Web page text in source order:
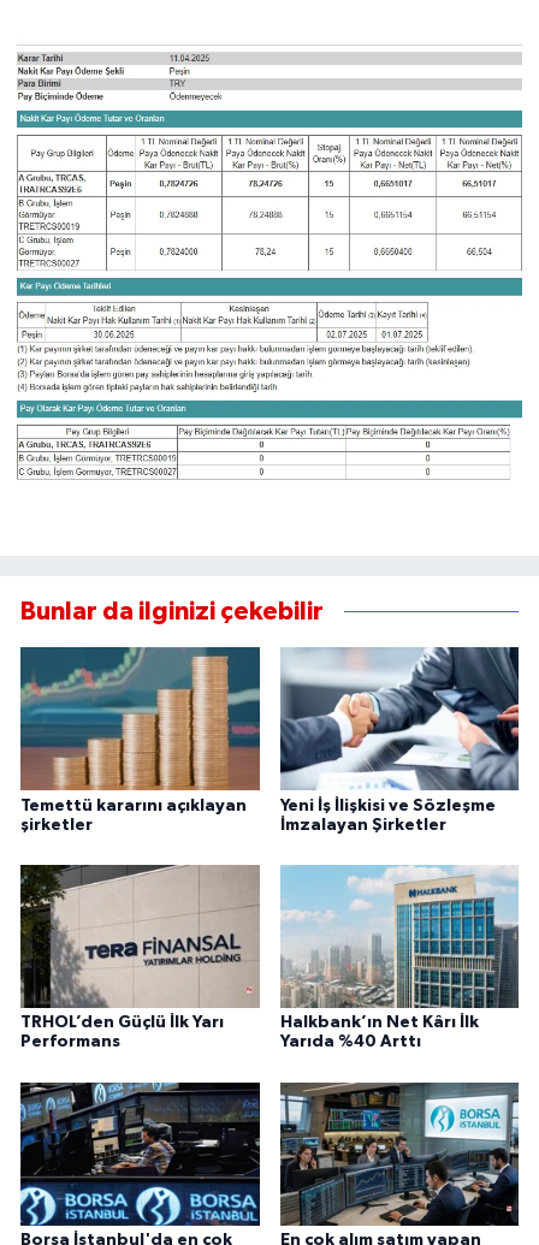
Bunlar da ilginizi çekebilir
Temettü kararını açıklayan
şirketler
Yeni İş İlişkisi ve Sözleşme
İmzalayan Şirketler
TRHOL’den Güçlü İlk Yarı
Performans
Halkbank’ın Net Kârı İlk
Yarıda %40 Arttı
Borsa İstanbul'da en çok En çok alım satım yapan